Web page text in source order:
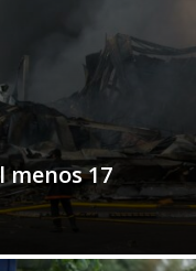
menos 17